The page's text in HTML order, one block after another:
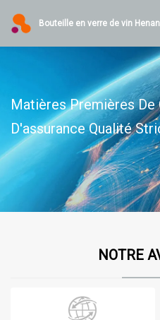
Bouteille en verre de vin Henan
Matières Premières
D'assurance Qualité
NOTRE